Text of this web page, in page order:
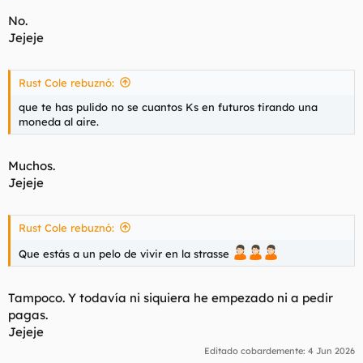
No.
Jejeje
Rust Cole rebuznó:
que te has pulido no se cuantos Ks en futuros tirando una
moneda al aire.
Muchos.
Jejeje
Rust Cole rebuznó:
Que estás a un pelo de vivir en la strasse
Tampoco. Y todavía ni siquiera he empezado ni a pedir
pagas.
Jejeje
Editado cobardemente: 4 Jun 2026